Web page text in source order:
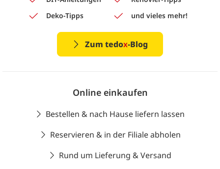
Deko-Tipps
und vieles mehr!
Zum tedox-Blog
Online einkaufen
Bestellen & nach Hause liefern lassen
Reservieren & in der Filiale abholen
Rund um Lieferung & Versand